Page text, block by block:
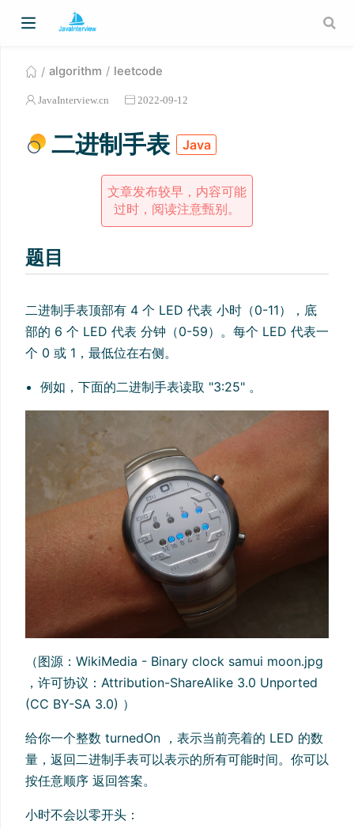
algorithm leetcode
JavaInterview.cn 2022-09-12
二进制手表 Java
文章发布较早，内容可能
过时，阅读注意甄别。
题目
二进制手表顶部有 4 个 LED 代表 小时（0-11），底
部的 6 个 LED 代表 分钟（0-59）。每个 LED 代表一
个 0 或 1，最低位在右侧。
例如，下面的二进制手表读取 "3:25" 。
（图源：WikiMedia - Binary clock samui moon.jpg
，许可协议：Attribution-ShareAlike 3.0 Unported
(CC BY-SA 3.0) ）
给你一个整数 turnedOn ，表示当前亮着的 LED 的数
量，返回二进制手表可以表示的所有可能时间。你可以
按任意顺序 返回答案。
小时不会以零开头：